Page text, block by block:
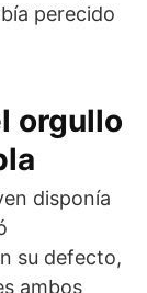
perecido
orgullo
disponía
su defecto,
ambos